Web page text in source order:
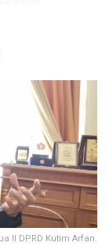
II DPRD Kutim Arfan.